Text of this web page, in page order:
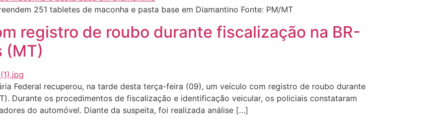
251 tabletes de maconha e pasta base em Diamantino Fonte: PM/MT
registro de roubo durante fiscalização na BR-
(MT)
Federal recuperou, na tarde desta terça-feira (09), um veículo com registro de roubo durante
Durante os procedimentos de fiscalização e identificação veicular, os policiais constataram
do automóvel. Diante da suspeita, foi realizada análise […]